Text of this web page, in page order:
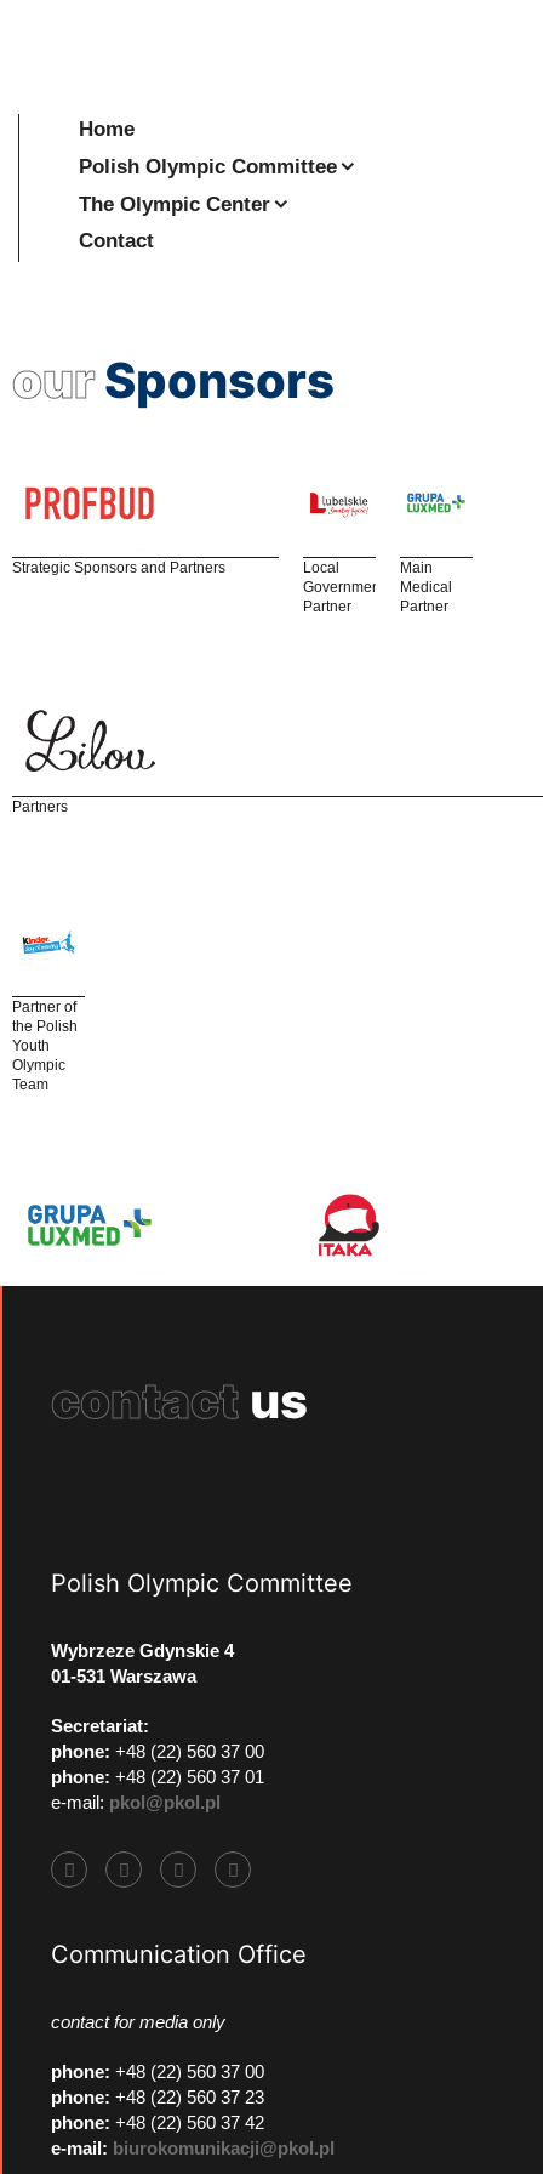
Home
Polish Olympic Committee
The Olympic Center
Contact
ourSponsors
Strategic Sponsors and Partners
Local
Government
Partner
Main
Medical
Partner
Partners
Partner of
the Polish
Youth
Olympic
Team
contact us
Polish Olympic Committee
Wybrzeze Gdynskie 4
01-531 Warszawa
Secretariat:
phone: +48 (22) 560 37 00
phone: +48 (22) 560 37 01
e-mail: pkol@pkol.pl
Communication Office
contact for media only
phone: +48 (22) 560 37 00
phone: +48 (22) 560 37 23
phone: +48 (22) 560 37 42
e-mail: biurokomunikacji@pkol.pl